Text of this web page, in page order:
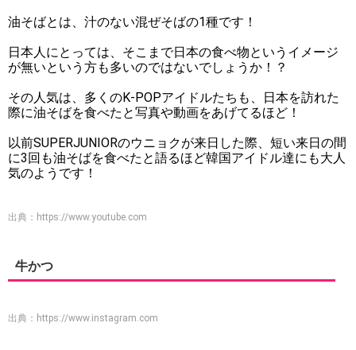
油そばとは、汁のない混ぜそばの1種です！
日本人にとっては、そこまで日本の食べ物というイメージ
が無いという方も多いのではないでしょうか！？
その人気は、多くのK-POPアイドルたちも、日本を訪れた
際に油そばを食べたと写真や動画をあげてるほど！
以前SUPERJUNIORのウニョクが来日した際、短い来日の間
に3回も油そばを食べたと語るほど韓国アイドル達にも大人
気のようです！
出典： https://www.youtube.com
牛かつ
出典： https://www.instagram.com